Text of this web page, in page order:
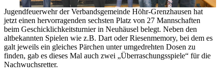
Jugendfeuerwehr der Verbandsgemeinde Höhr-Grenzhausen hat
jetzt einen hervorragenden sechsten Platz von 27 Mannschaften
beim Geschicklichkeitsturnier in Neuhäusel belegt. Neben den
altbekannten Spielen wie z.B. Dart oder Riesenmemory, bei dem es
galt jeweils ein gleiches Pärchen unter umgedrehten Dosen zu
finden, gab es dieses Mal auch zwei „Überraschungsspiele“ für die
Nachwuchsretter.